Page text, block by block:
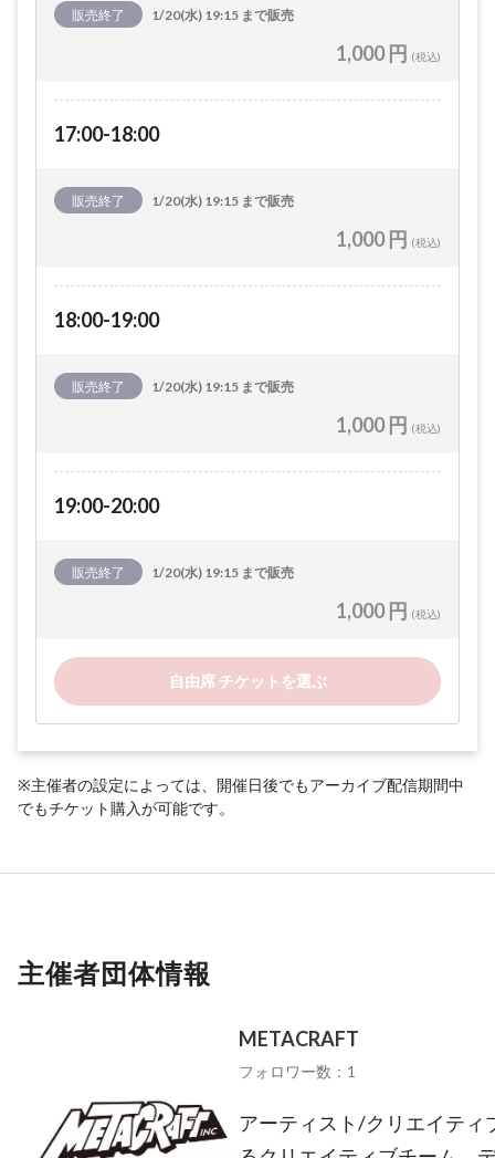
販売終了 1/20(水) 19:15 まで販売
1,000 円 (税込)
17:00-18:00
販売終了 1/20(水) 19:15 まで販売
1,000 円 (税込)
18:00-19:00
販売終了 1/20(水) 19:15 まで販売
1,000 円 (税込)
19:00-20:00
販売終了 1/20(水) 19:15 まで販売
1,000 円 (税込)
自由席 チケットを選ぶ
※主催者の設定によっては、開催日後でもアーカイブ配信期間中
でもチケット購入が可能です。
主催者団体情報
METACRAFT
フォロワー数：1
アーティスト/クリエイティ